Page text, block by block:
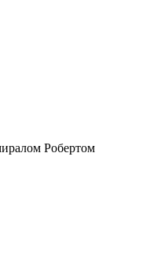
Робертом